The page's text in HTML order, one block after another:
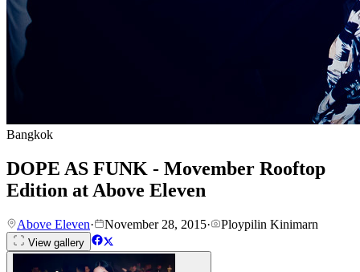
Bangkok
DOPE AS FUNK - Movember Rooftop
Edition at Above Eleven
Above Eleven· November 28, 2015· Ploypilin Kinimarn
View gallery